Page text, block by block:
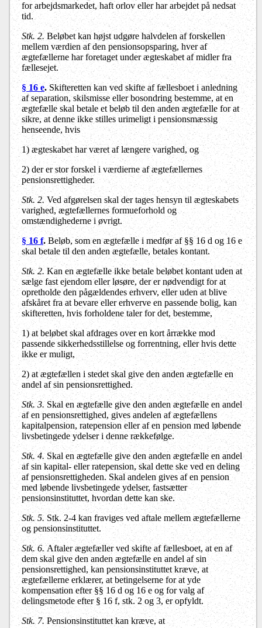
for arbejdsmarkedet, haft orlov eller har arbejdet på nedsat
tid.
Stk. 2.Beløbet kan højst udgøre halvdelen af forskellen
mellem værdien af den pensionsopsparing, hver af
ægtefællerne har foretaget under ægteskabet af midler fra
fællesejet.
§ 16 e.Skifteretten kan ved skifte af fællesboet i anledning
af separation, skilsmisse eller bosondring bestemme, at en
ægtefælle skal betale et beløb til den anden ægtefælle for at
sikre, at denne ikke stilles urimeligt i pensionsmæssig
henseende, hvis
1) ægteskabet har været af længere varighed, og
2) der er stor forskel i værdierne af ægtefællernes
pensionsrettigheder.
Stk. 2. Ved afgørelsen skal der tages hensyn til ægteskabets
varighed, ægtefællernes formueforhold og
omstændighederne i øvrigt.
§ 16 f. Beløb, som en ægtefælle i medfør af §§ 16 d og 16 e
skal betale til den anden ægtefælle, betales kontant.
Stk. 2. Kan en ægtefælle ikke betale beløbet kontant uden at
sælge fast ejendom eller løsøre, der er nødvendigt for at
opretholde den pågældendes erhverv, eller uden at blive
afskåret fra at bevare eller erhverve en passende bolig, kan
skifteretten, hvis forholdene taler for det, bestemme,
1) at beløbet skal afdrages over en kort årrække mod
passende sikkerhedsstillelse og forrentning, eller hvis dette
ikke er muligt,
2) at ægtefællen i stedet skal give den anden ægtefælle en
andel af sin pensionsrettighed.
Stk. 3. Skal en ægtefælle give den anden ægtefælle en andel
af en pensionsrettighed, gives andelen af ægtefællens
kapitalpension, ratepension eller af en pension med løbende
livsbetingede ydelser i denne rækkefølge.
Stk. 4. Skal en ægtefælle give den anden ægtefælle en andel
af sin kapital- eller ratepension, skal dette ske ved en deling
af pensionsrettigheden. Skal andelen gives af en pension
med løbende livsbetingede ydelser, fastsætter
pensionsinstituttet, hvordan dette kan ske.
Stk. 5. Stk. 2-4 kan fraviges ved aftale mellem ægtefællerne
og pensionsinstituttet.
Stk. 6.Aftaler ægtefæller ved skifte af fællesboet, at en af
dem skal give den anden ægtefælle en andel af sin
pensionsrettighed, kan pensionsinstituttet kræve, at
ægtefællerne erklærer, at betingelserne for at yde
kompensation efter §§ 16 d og 16 e og for valg af
delingsmetode efter § 16 f, stk. 2 og 3, er opfyldt.
Stk. 7. Pensionsinstituttet kan kræve, at